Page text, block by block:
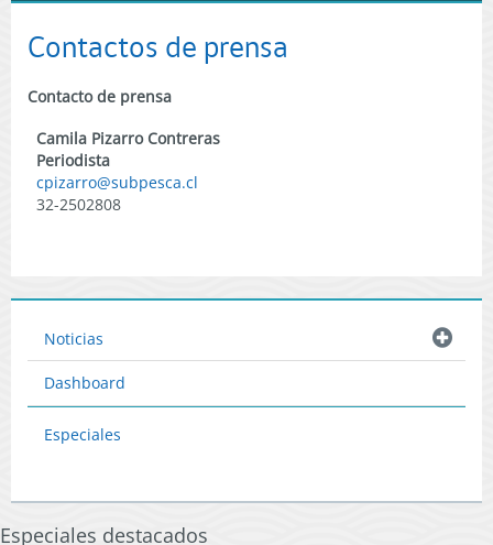
Contactos de prensa
Contacto de prensa
Camila Pizarro Contreras
Periodista
cpizarro@subpesca.cl
32-2502808
Noticias
Dashboard
Especiales
Especiales destacados